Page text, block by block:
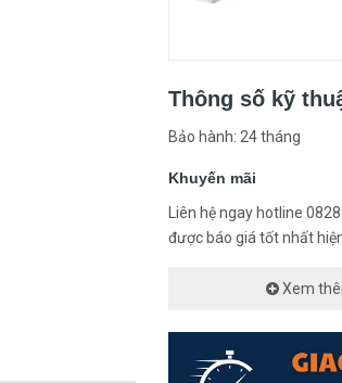
Thông số kỹ
Bảo hành: 24 tháng
Khuyến mãi
Liên hệ ngay hotline
được báo giá tốt nhất
Xem